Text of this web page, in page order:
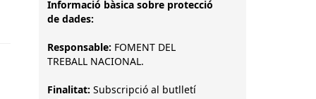
Informació bàsica sobre protecció
de dades:
Responsable: FOMENT DEL
TREBALL NACIONAL.
Finalitat: Subscripció al butlletí